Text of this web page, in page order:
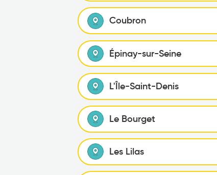
Coubron
Épinay-sur-Seine
L'Île-Saint-Denis
Le Bourget
Les Lilas